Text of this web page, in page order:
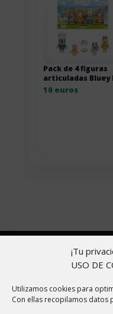
¡Tu
USO DE
Utilizamos cookies para
Con ellas recopilamos datos
Pack de 4 figuras
articuladas Bluey
Pavlova
10 euros
Copyright ©
Política
En
de afiliación de